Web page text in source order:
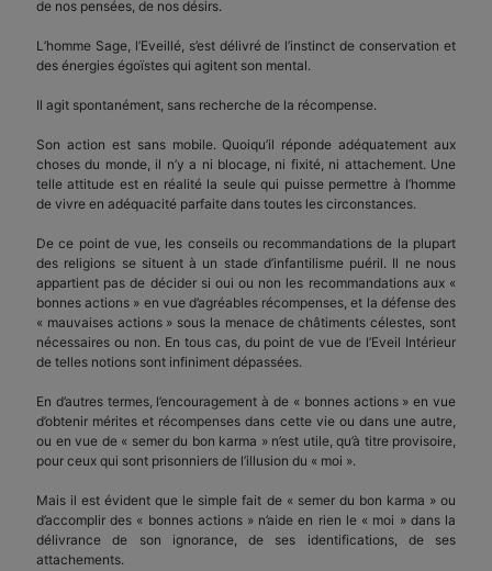
de nos pensées, de nos désirs.
L’homme Sage, l’Eveillé, s’est délivré de l’instinct de conservation et
des énergies égoïstes qui agitent son mental.
Il agit spontanément, sans recherche de la récompense.
Son action est sans mobile. Quoiqu’il réponde adéquatement aux
choses du monde, il n’y a ni blocage, ni fixité, ni attachement. Une
telle attitude est en réalité la seule qui puisse permettre à l’homme
de vivre en adéquacité parfaite dans toutes les circonstances.
De ce point de vue, les conseils ou recommandations de la plupart
des religions se situent à un stade d’infantilisme puéril. Il ne nous
appartient pas de décider si oui ou non les recommandations aux «
bonnes actions » en vue d’agréables récompenses, et la défense des
« mauvaises actions » sous la menace de châtiments célestes, sont
nécessaires ou non. En tous cas, du point de vue de l’Eveil Intérieur
de telles notions sont infiniment dépassées.
En d’autres termes, l’encouragement à de « bonnes actions » en vue
d’obtenir mérites et récompenses dans cette vie ou dans une autre,
ou en vue de « semer du bon karma » n’est utile, qu’à titre provisoire,
pour ceux qui sont prisonniers de l’illusion du « moi ».
Mais il est évident que le simple fait de « semer du bon karma » ou
d’accomplir des « bonnes actions » n’aide en rien le « moi » dans la
délivrance de son ignorance, de ses identifications, de ses
attachements.